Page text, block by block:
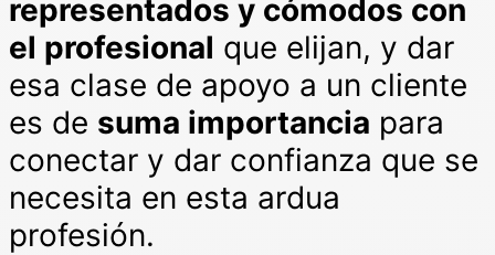
representados y cómodos con
el profesional que elijan, y dar
esa clase de apoyo a un cliente
es de suma importancia para
conectar y dar confianza que se
necesita en esta ardua
profesión.